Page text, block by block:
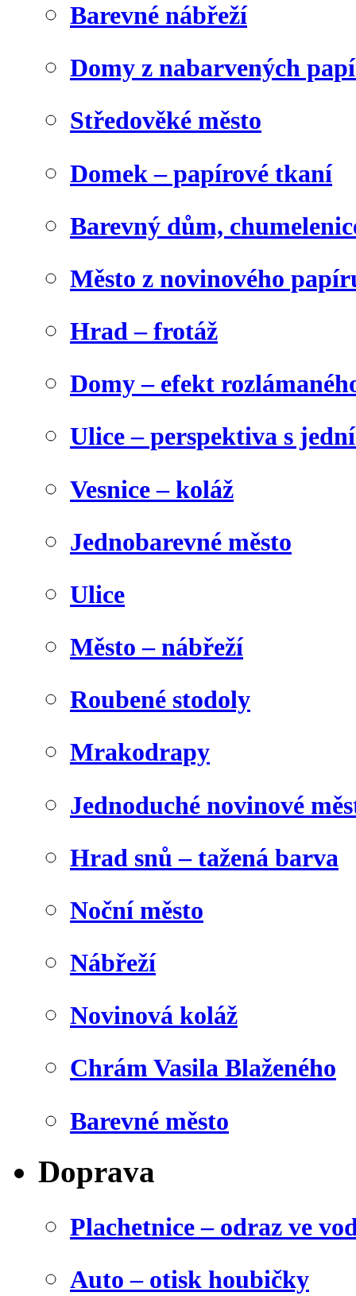
Barevné nábřeží
Domy z nabarvených
Středověké město
Domek – papírové tkaní
Barevný dům,
Město z novinového
Hrad – frotáž
Domy – efekt
Ulice – perspektiva s
Vesnice – koláž
Jednobarevné město
Ulice
Město – nábřeží
Roubené stodoly
Mrakodrapy
Jednoduché novinové
Hrad snů – tažená barva
Noční město
Nábřeží
Novinová koláž
Chrám Vasila Blaženého
Barevné město
Doprava
Plachetnice – odraz ve
Auto – otisk houbičky